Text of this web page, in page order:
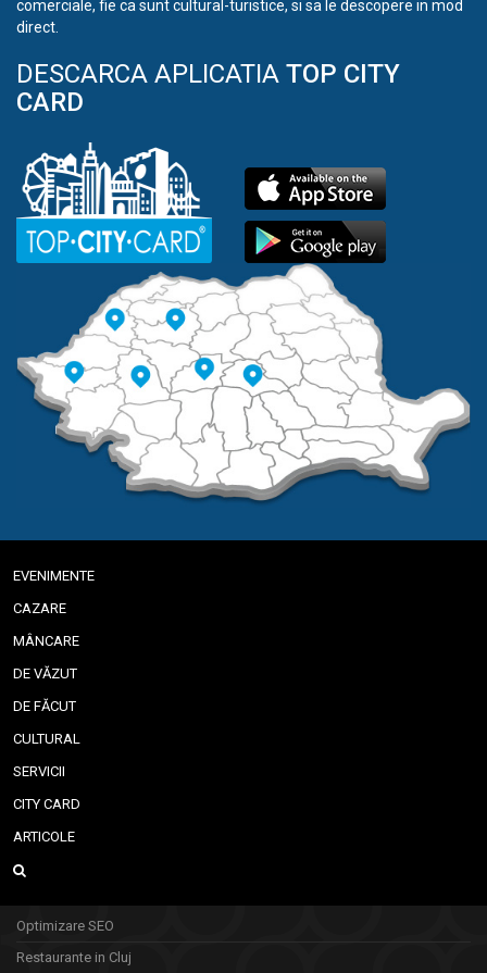
comerciale, fie ca sunt cultural-turistice, si sa le descopere in mod
direct.
DESCARCA APLICATIA TOP CITY
CARD
EVENIMENTE
CAZARE
MÂNCARE
DE VĂZUT
DE FĂCUT
CULTURAL
SERVICII
CITY CARD
ARTICOLE
Optimizare SEO
Restaurante in Cluj